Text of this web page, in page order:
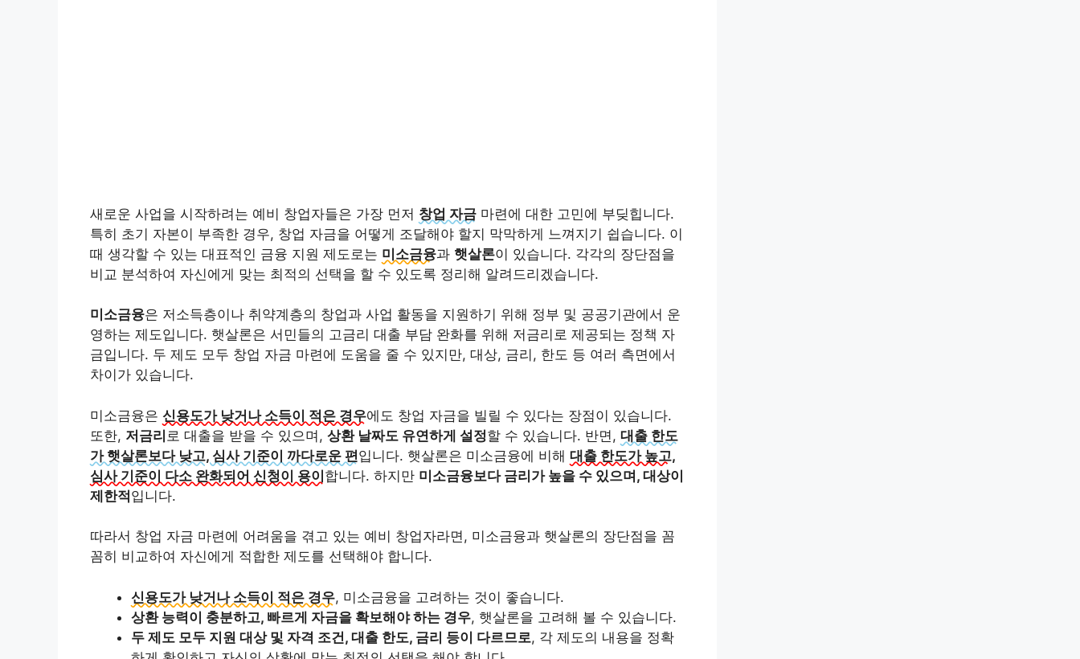
새로운 사업을 시작하려는 예비 창업자들은 가장 먼저 창업 자금 마련에 대한 고민에 부딪힙니다.
특히 초기 자본이 부족한 경우, 창업 자금을 어떻게 조달해야 할지 막막하게 느껴지기 쉽습니다. 이
때 생각할 수 있는 대표적인 금융 지원 제도로는 미소금융과 햇살론이 있습니다. 각각의 장단점을
비교 분석하여 자신에게 맞는 최적의 선택을 할 수 있도록 정리해 알려드리겠습니다.
미소금융은 저소득층이나 취약계층의 창업과 사업 활동을 지원하기 위해 정부 및 공공기관에서 운
영하는 제도입니다. 햇살론은 서민들의 고금리 대출 부담 완화를 위해 저금리로 제공되는 정책 자
금입니다. 두 제도 모두 창업 자금 마련에 도움을 줄 수 있지만, 대상, 금리, 한도 등 여러 측면에서
차이가 있습니다.
미소금융은 신용도가 낮거나 소득이 적은 경우에도 창업 자금을 빌릴 수 있다는 장점이 있습니다.
또한, 저금리 로 대출을 받을 수 있으며, 상환 날짜도 유연하게 설정할 수 있습니다. 반면, 대출 한도
가 햇살론보다 낮고, 심사 기준이 까다로운 편입니다. 햇살론은 미소금융에 비해 대출 한도가 높고,
심사 기준이 다소 완화되어 신청이 용이합니다. 하지만 미소금융보다 금리가 높을 수 있으며, 대상이
제한적입니다.
따라서 창업 자금 마련에 어려움을 겪고 있는 예비 창업자라면, 미소금융과 햇살론의 장단점을 꼼
꼼히 비교하여 자신에게 적합한 제도를 선택해야 합니다.
신용도가 낮거나 소득이 적은 경우, 미소금융을 고려하는 것이 좋습니다.
상환 능력이 충분하고, 빠르게 자금을 확보해야 하는 경우, 햇살론을 고려해 볼 수 있습니다.
두 제도 모두 지원 대상 및 자격 조건, 대출 한도, 금리 등이 다르므로, 각 제도의 내용을 정확